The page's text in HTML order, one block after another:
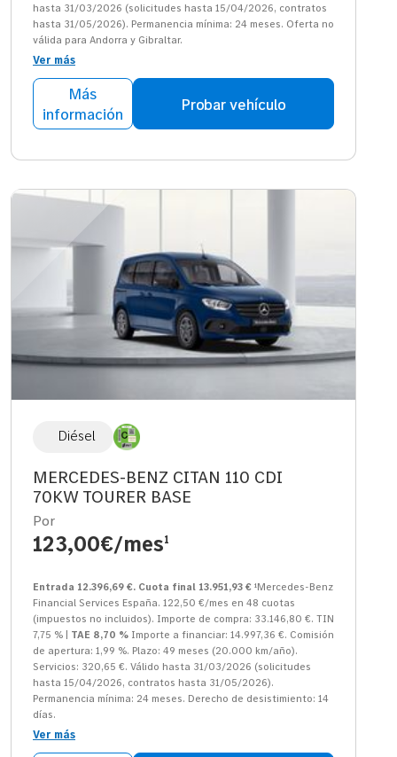
hasta 31/03/2026 (solicitudes hasta 15/04/2026, contratos
hasta 31/05/2026). Permanencia mínima: 24 meses. Oferta no
válida para Andorra y Gibraltar.
Ver más
Más
información
Probar vehículo
Diésel
MERCEDES-BENZ CITAN 110 CDI
70KW TOURER BASE
Por
123,00€/mes1
Entrada 12.396,69 €. Cuota final 13.951,93 € ¹Mercedes-Benz
Financial Services España. 122,50 €/mes en 48 cuotas
(impuestos no incluidos). Importe de compra: 33.146,80 €. TIN
7,75 % | TAE 8,70 % Importe a financiar: 14.997,36 €. Comisión
de apertura: 1,99 %. Plazo: 49 meses (20.000 km/año).
Servicios: 320,65 €. Válido hasta 31/03/2026 (solicitudes
hasta 15/04/2026, contratos hasta 31/05/2026).
Permanencia mínima: 24 meses. Derecho de desistimiento: 14
días.
Ver más